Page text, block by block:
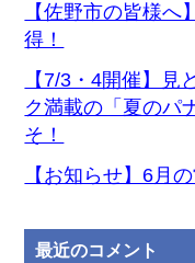
【佐野市の皆様
得！
【7/3・4開催】見
ク満載の「夏のパ
そ！
【お知らせ】6月
最近のコメント